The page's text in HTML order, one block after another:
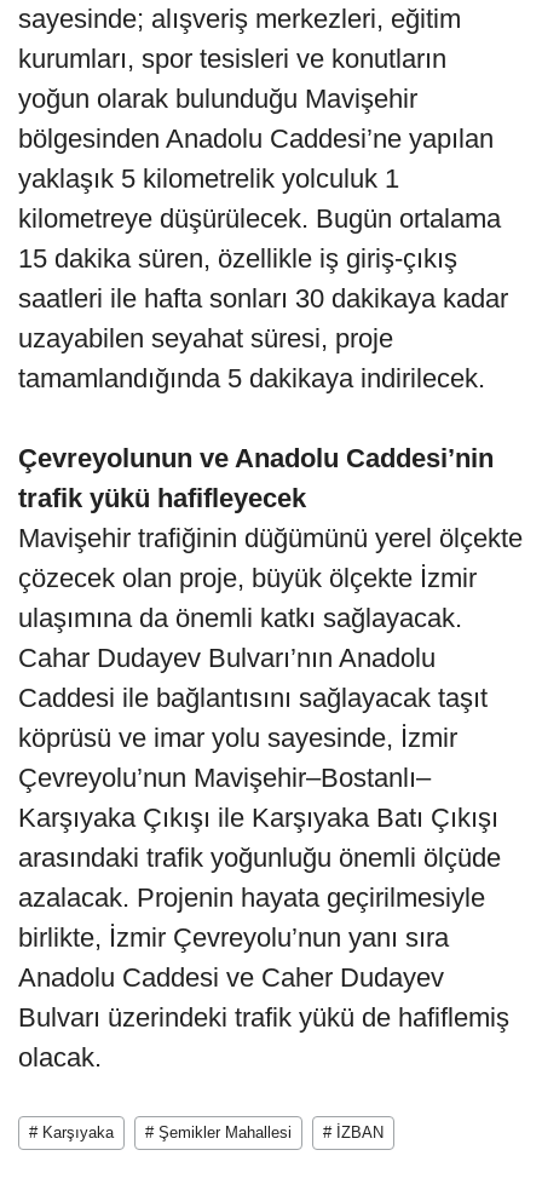
sayesinde; alışveriş merkezleri, eğitim
kurumları, spor tesisleri ve konutların
yoğun olarak bulunduğu Mavişehir
bölgesinden Anadolu Caddesi’ne yapılan
yaklaşık 5 kilometrelik yolculuk 1
kilometreye düşürülecek. Bugün ortalama
15 dakika süren, özellikle iş giriş-çıkış
saatleri ile hafta sonları 30 dakikaya kadar
uzayabilen seyahat süresi, proje
tamamlandığında 5 dakikaya indirilecek.
Çevreyolunun ve Anadolu Caddesi’nin
trafik yükü hafifleyecek
Mavişehir trafiğinin düğümünü yerel ölçekte
çözecek olan proje, büyük ölçekte İzmir
ulaşımına da önemli katkı sağlayacak.
Cahar Dudayev Bulvarı’nın Anadolu
Caddesi ile bağlantısını sağlayacak taşıt
köprüsü ve imar yolu sayesinde, İzmir
Çevreyolu’nun Mavişehir–Bostanlı–
Karşıyaka Çıkışı ile Karşıyaka Batı Çıkışı
arasındaki trafik yoğunluğu önemli ölçüde
azalacak. Projenin hayata geçirilmesiyle
birlikte, İzmir Çevreyolu’nun yanı sıra
Anadolu Caddesi ve Caher Dudayev
Bulvarı üzerindeki trafik yükü de hafiflemiş
olacak.
# Karşıyaka # Şemikler Mahallesi # İZBAN